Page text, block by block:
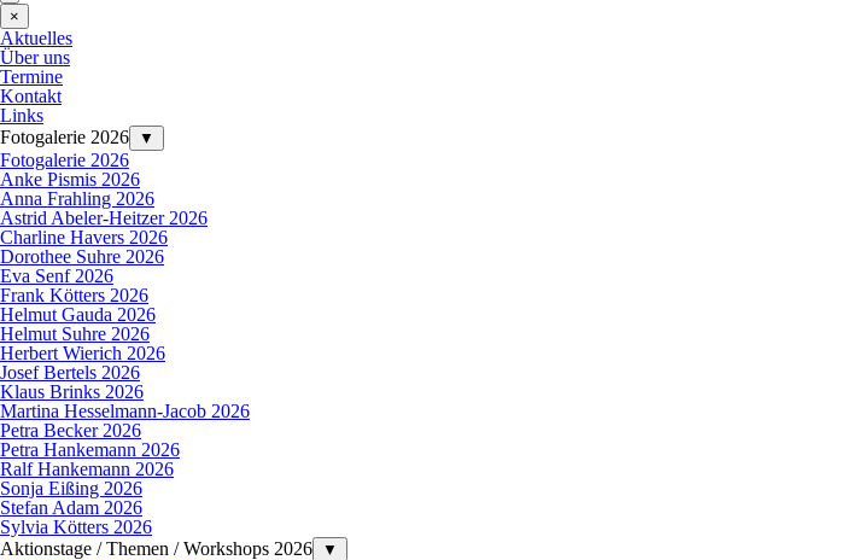
×
Aktuelles
Über uns
Termine
Kontakt
Links
Fotogalerie 2026
▼
Fotogalerie 2026
Anke Pismis 2026
Anna Frahling 2026
Astrid Abeler-Heitzer 2026
Charline Havers 2026
Dorothee Suhre 2026
Eva Senf 2026
Frank Kötters 2026
Helmut Gauda 2026
Helmut Suhre 2026
Herbert Wierich 2026
Josef Bertels 2026
Klaus Brinks 2026
Martina Hesselmann-Jacob 2026
Petra Becker 2026
Petra Hankemann 2026
Ralf Hankemann 2026
Sonja Eißing 2026
Stefan Adam 2026
Sylvia Kötters 2026
Aktionstage / Themen / Workshops 2026
▼